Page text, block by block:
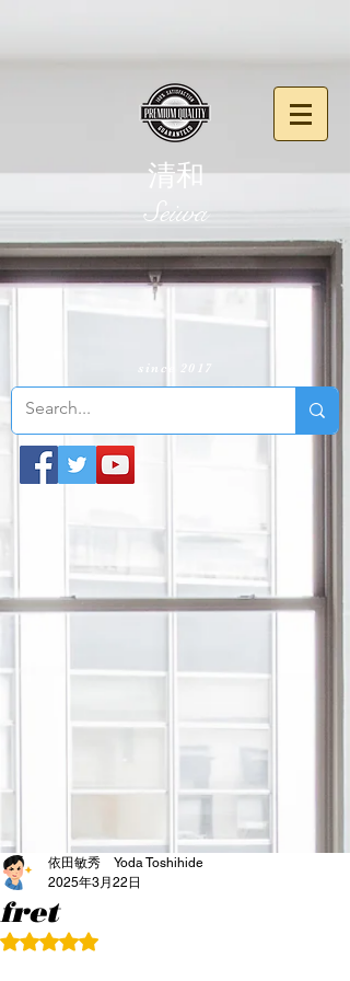
清和
​Seiwa
since 2017
fret
依田敏秀 Yoda Toshihide
2025年3月22日
5つ星のうちNaNと評価されています。